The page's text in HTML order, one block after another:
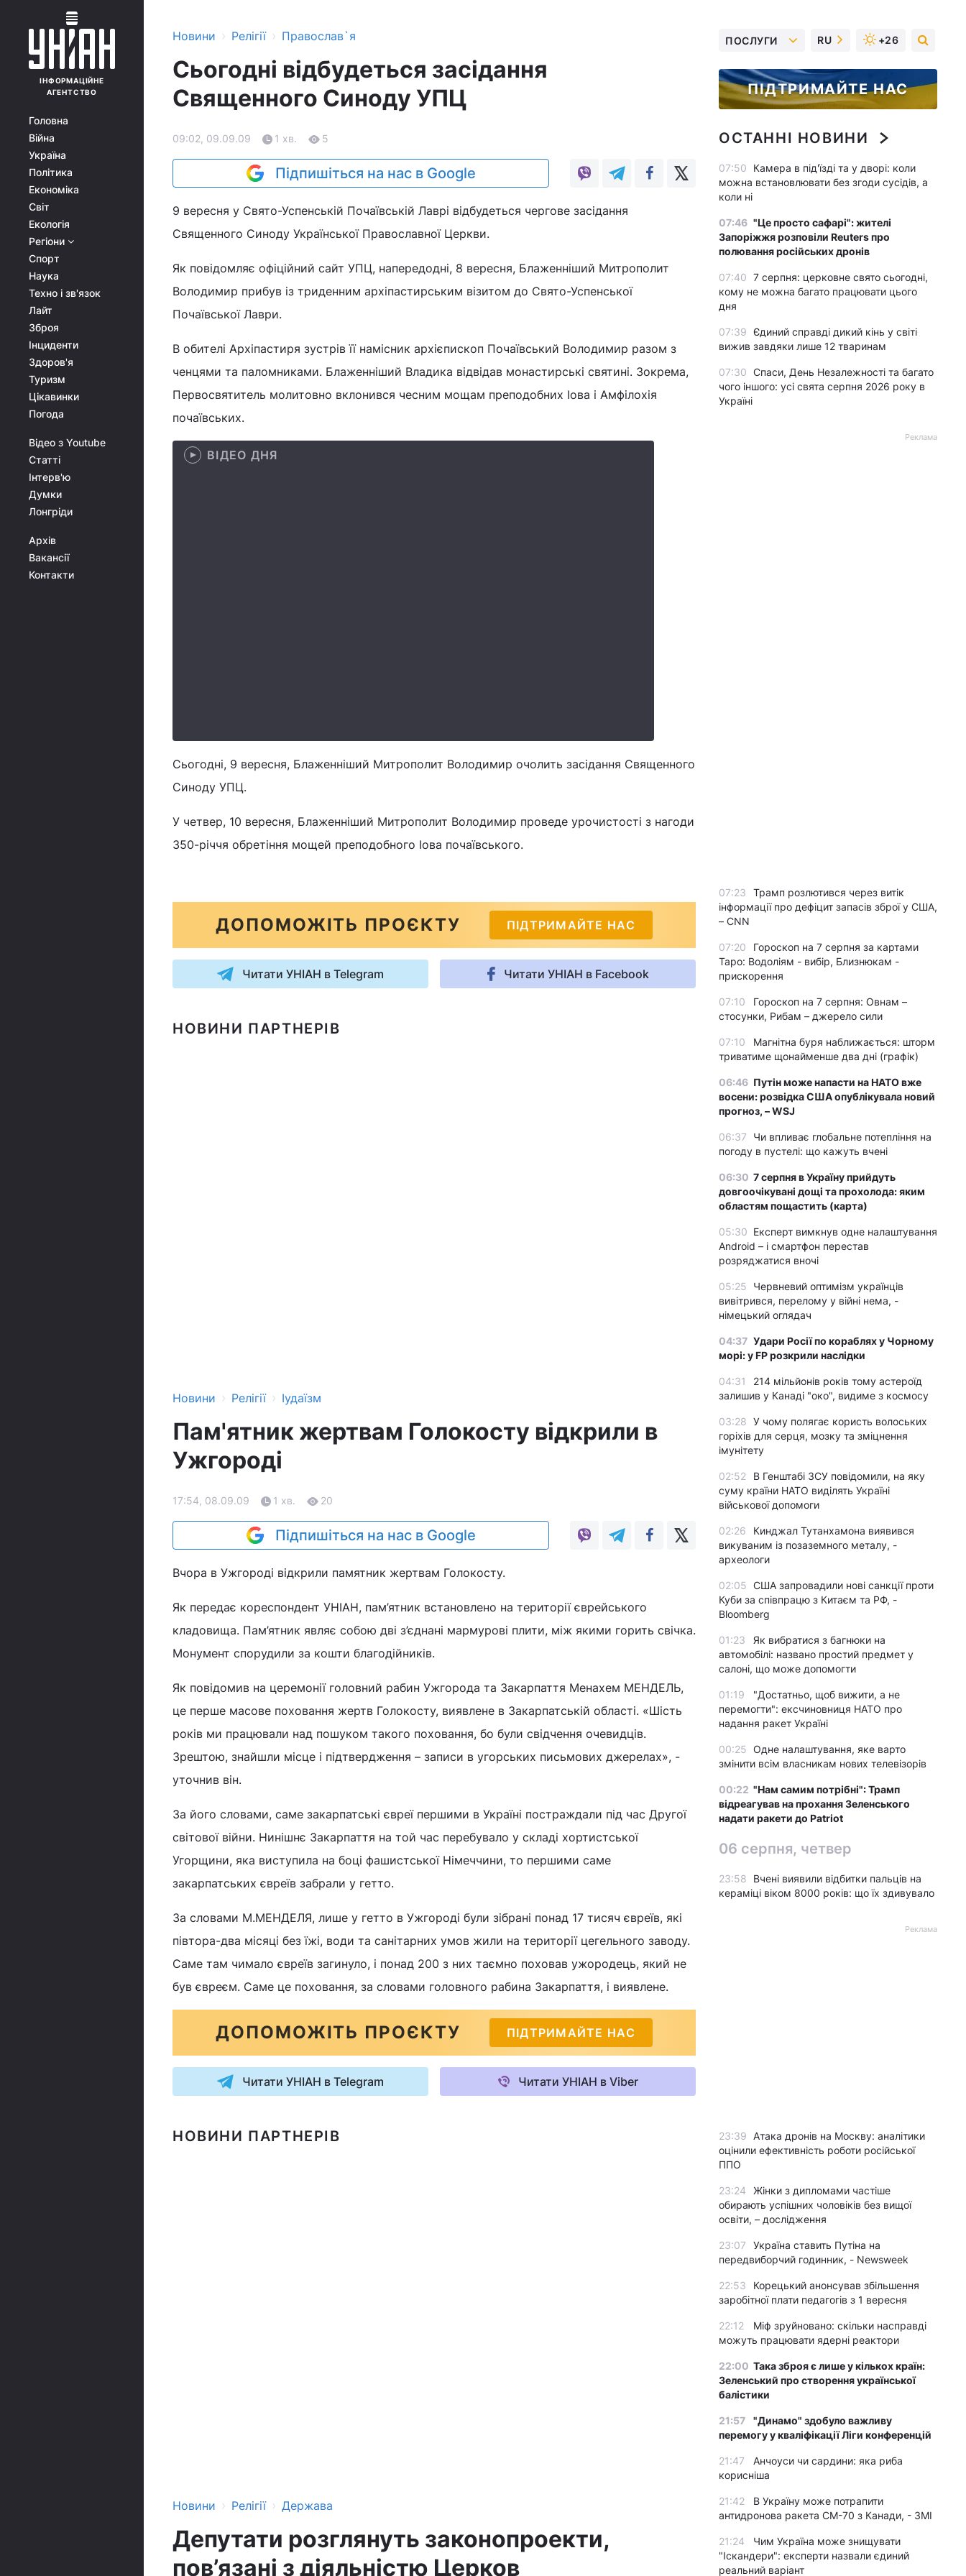
ІНФОРМАЦІЙНЕ
АГЕНТСТВО
Головна
Війна
Україна
Політика
Економіка
Світ
Екологія
Регіони
Спорт
Наука
Техно і зв'язок
Лайт
Зброя
Інциденти
Здоров'я
Туризм
Цікавинки
Погода
Відео з Youtube
Статті
Інтерв'ю
Думки
Лонгріди
Архів
Вакансії
Контакти
Новини › Релігії › Православ`я
Сьогодні відбудеться засідання
Священного Синоду УПЦ
09:02, 09.09.09 1 хв. 5
Підпишіться на нас в Google
9 вересня у Свято-Успенській Почаївській Лаврі відбудеться чергове засідання
Священного Синоду Української Православної Церкви.
Як повідомляє офіційний сайт УПЦ, напередодні, 8 вересня, Блаженніший Митрополит
Володимир прибув із триденним архіпастирським візитом до Свято-Успенської
Почаївської Лаври.
В обителі Архіпастиря зустрів її намісник архієпископ Почаївський Володимир разом з
ченцями та паломниками. Блаженніший Владика відвідав монастирські святині. Зокрема,
Первосвятитель молитовно вклонився чесним мощам преподобних Іова і Амфілохія
почаївських.
ВІДЕО ДНЯ
Сьогодні, 9 вересня, Блаженніший Митрополит Володимир очолить засідання Священного
Синоду УПЦ.
У четвер, 10 вересня, Блаженніший Митрополит Володимир проведе урочистості з нагоди
350-річчя обретіння мощей преподобного Іова почаївського.
ДОПОМОЖІТЬ ПРОЄКТУ ПІДТРИМАЙТЕ НАС
Читати УНІАН в Telegram Читати УНІАН в Facebook
НОВИНИ ПАРТНЕРІВ
Новини › Релігії › Іудаїзм
Пам'ятник жертвам Голокосту відкрили в
Ужгороді
17:54, 08.09.09 1 хв. 20
Підпишіться на нас в Google
Вчора в Ужгороді відкрили памятник жертвам Голокосту.
Як передає кореспондент УНІАН, пам’ятник встановлено на території єврейського
кладовища. Пам’ятник являє собою дві з’єднані мармурові плити, між якими горить свічка.
Монумент спорудили за кошти благодійників.
Як повідомив на церемонії головний рабин Ужгорода та Закарпаття Менахем МЕНДЕЛЬ,
це перше масове поховання жертв Голокосту, виявлене в Закарпатській області. «Шість
років ми працювали над пошуком такого поховання, бо були свідчення очевидців.
Зрештою, знайшли місце і підтвердження – записи в угорських письмових джерелах», -
уточнив він.
За його словами, саме закарпатські євреї першими в Україні постраждали під час Другої
світової війни. Нинішнє Закарпаття на той час перебувало у складі хортистської
Угорщини, яка виступила на боці фашистської Німеччини, то першими саме
закарпатських євреїв забрали у гетто.
За словами М.МЕНДЕЛЯ, лише у гетто в Ужгороді були зібрані понад 17 тисяч євреїв, які
півтора-два місяці без їжі, води та санітарних умов жили на території цегельного заводу.
Саме там чимало євреїв загинуло, і понад 200 з них таємно поховав ужородець, який не
був євреєм. Саме це поховання, за словами головного рабина Закарпаття, і виявлене.
ДОПОМОЖІТЬ ПРОЄКТУ ПІДТРИМАЙТЕ НАС
Читати УНІАН в Telegram Читати УНІАН в Viber
НОВИНИ ПАРТНЕРІВ
Новини › Релігії › Держава
Депутати розглянуть законопроекти,
пов’язані з діяльністю Церков
ПОСЛУГИ RU +26
ПІДТРИМАЙТЕ НАС
ОСТАННІ НОВИНИ
07:50
Камера в під'їзді та у дворі: коли
можна встановлювати без згоди сусідів, а
коли ні
07:46 "Це просто сафарі": жителі
Запоріжжя розповіли Reuters про
полювання російських дронів
07:40 7 серпня: церковне свято сьогодні,
кому не можна багато працювати цього
дня
07:39 Єдиний справді дикий кінь у світі
вижив завдяки лише 12 тваринам
07:30 Спаси, День Незалежності та багато
чого іншого: усі свята серпня 2026 року в
Україні
Реклама
07:23
Трамп розлютився через витік
інформації про дефіцит запасів зброї у США,
– CNN
07:20
Гороскоп на 7 серпня за картами
Таро: Водоліям - вибір, Близнюкам -
прискорення
07:10
Гороскоп на 7 серпня: Овнам –
стосунки, Рибам – джерело сили
07:10
Магнітна буря наближається: шторм
триватиме щонайменше два дні (графік)
06:46 Путін може напасти на НАТО вже
восени: розвідка США опублікувала новий
прогноз, – WSJ
06:37
Чи впливає глобальне потепління на
погоду в пустелі: що кажуть вчені
06:30 7 серпня в Україну прийдуть
довгоочікувані дощі та прохолода: яким
областям пощастить (карта)
05:30 Експерт вимкнув одне налаштування
Android – і смартфон перестав
розряджатися вночі
05:25
Червневий оптимізм українців
вивітрився, перелому у війні нема, -
німецький оглядач
04:37 Удари Росії по кораблях у Чорному
морі: у FP розкрили наслідки
04:31
214 мільйонів років тому астероїд
залишив у Канаді "око", видиме з космосу
03:28 У чому полягає користь волоських
горіхів для серця, мозку та зміцнення
імунітету
02:52
В Генштабі ЗСУ повідомили, на яку
суму країни НАТО виділять Україні
військової допомоги
02:26
Кинджал Тутанхамона виявився
викуваним із позаземного металу, -
археологи
02:05 США запровадили нові санкції проти
Куби за співпрацю з Китаєм та РФ, -
Bloomberg
01:23
Як вибратися з багнюки на
автомобілі: названо простий предмет у
салоні, що може допомогти
01:19
"Достатньо, щоб вижити, а не
перемогти": ексчиновниця НАТО про
надання ракет Україні
00:25 Одне налаштування, яке варто
змінити всім власникам нових телевізорів
00:22 "Нам самим потрібні": Трамп
відреагував на прохання Зеленського
надати ракети до Patriot
06 серпня, четвер
23:58
Вчені виявили відбитки пальців на
кераміці віком 8000 років: що їх здивувало
Реклама
23:39
Атака дронів на Москву: аналітики
оцінили ефективність роботи російської
ППО
23:24
Жінки з дипломами частіше
обирають успішних чоловіків без вищої
освіти, – дослідження
23:07
Україна ставить Путіна на
передвиборчий годинник, - Newsweek
22:53
Корецький анонсував збільшення
заробітної плати педагогів з 1 вересня
22:12
Міф зруйновано: скільки насправді
можуть працювати ядерні реактори
22:00 Така зброя є лише у кількох країн:
Зеленський про створення української
балістики
21:57
"Динамо" здобуло важливу
перемогу у кваліфікації Ліги конференцій
21:47
Анчоуси чи сардини: яка риба
корисніша
21:42
В Україну може потрапити
антидронова ракета CM-70 з Канади, - ЗМІ
21:24
Чим Україна може знищувати
"Іскандери": експерти назвали єдиний
реальний варіант